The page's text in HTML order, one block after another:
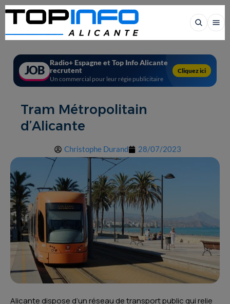
JOB
Radio+ Espagne et Top Info Alicante
recrutent
Un commercial pour leur régie publicitaire
Cliquez ici
Tram Métropolitain
d’Alicante
Christophe Durand 28/07/2023
Alicante dispose d’un réseau de transport public qui relie